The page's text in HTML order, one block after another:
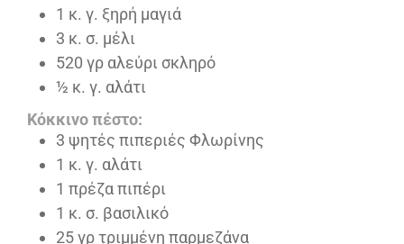
1 κ. γ. ξηρή μαγιά
3 κ. σ. μέλι
520 γρ αλεύρι σκληρό
½ κ. γ. αλάτι
Κόκκινο πέστο:
3 ψητές πιπεριές Φλωρίνης
1 κ. γ. αλάτι
1 πρέζα πιπέρι
1 κ. σ. βασιλικό
25γρ τριμμένη παρμεζάνα